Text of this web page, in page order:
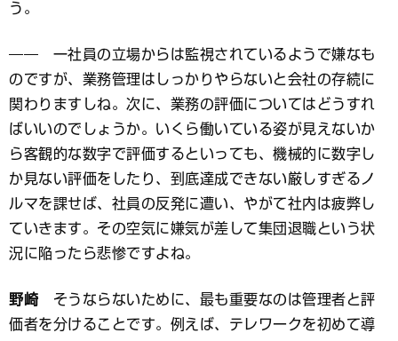
う。
―― 一社員の立場からは監視されているようで嫌なも
のですが、業務管理はしっかりやらないと会社の存続に
関わりますしね。次に、業務の評価についてはどうすれ
ばいいのでしょうか。いくら働いている姿が見えないか
ら客観的な数字で評価するといっても、機械的に数字し
か見ない評価をしたり、到底達成できない厳しすぎるノ
ルマを課せば、社員の反発に遭い、やがて社内は疲弊し
ていきます。その空気に嫌気が差して集団退職という状
況に陥ったら悲惨ですよね。
野崎 そうならないために、最も重要なのは管理者と評
価者を分けることです。例えば、テレワークを初めて導